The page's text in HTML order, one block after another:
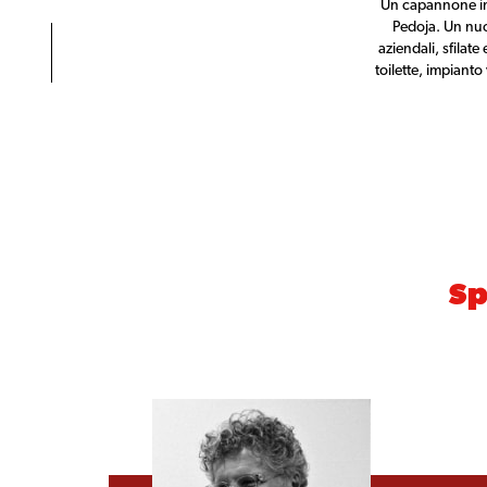
Un capannone
Pedoja. Un